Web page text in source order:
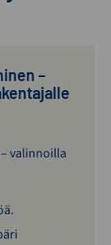
–
valinnoilla